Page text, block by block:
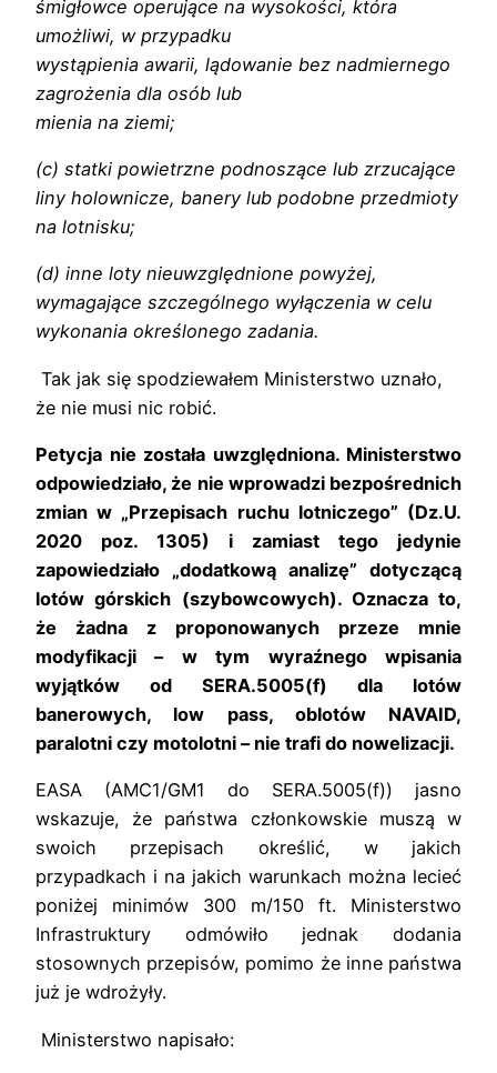
śmigłowce operujące na wysokości, która
umożliwi, w przypadku
wystąpienia awarii, lądowanie bez nadmiernego
zagrożenia dla osób lub
mienia na ziemi;
(c) statki powietrzne podnoszące lub zrzucające
liny holownicze, banery lub podobne przedmioty
na lotnisku;
(d) inne loty nieuwzględnione powyżej,
wymagające szczególnego wyłączenia w celu
wykonania określonego zadania.
Tak jak się spodziewałem Ministerstwo uznało,
że nie musi nic robić.
Petycja nie została uwzględniona. Ministerstwo
odpowiedziało, że nie wprowadzi bezpośrednich
zmian w „Przepisach ruchu lotniczego” (Dz.U.
2020 poz. 1305) i zamiast tego jedynie
zapowiedziało „dodatkową analizę” dotyczącą
lotów górskich (szybowcowych). Oznacza to,
że żadna z proponowanych przeze mnie
modyfikacji – w tym wyraźnego wpisania
wyjątków od SERA.5005(f) dla lotów
banerowych, low pass, oblotów NAVAID,
paralotni czy motolotni – nie trafi do nowelizacji.
EASA (AMC1/GM1 do SERA.5005(f)) jasno
wskazuje, że państwa członkowskie muszą w
swoich przepisach określić, w jakich
przypadkach i na jakich warunkach można lecieć
poniżej minimów 300 m/150 ft. Ministerstwo
Infrastruktury odmówiło jednak dodania
stosownych przepisów, pomimo że inne państwa
już je wdrożyły.
Ministerstwo napisało: